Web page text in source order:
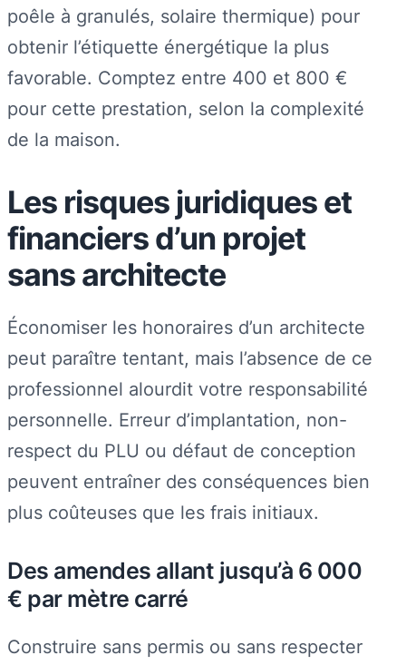
poêle à granulés, solaire thermique) pour
obtenir l’étiquette énergétique la plus
favorable. Comptez entre 400 et 800 €
pour cette prestation, selon la complexité
de la maison.
Les risques juridiques et
financiers d’un projet
sans architecte
Économiser les honoraires d’un architecte
peut paraître tentant, mais l’absence de ce
professionnel alourdit votre responsabilité
personnelle. Erreur d’implantation, non-
respect du PLU ou défaut de conception
peuvent entraîner des conséquences bien
plus coûteuses que les frais initiaux.
Des amendes allant jusqu’à 6 000
€ par mètre carré
Construire sans permis ou sans respecter